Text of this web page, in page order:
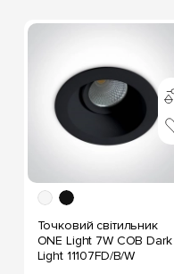
Точковий світильник
ONE Light 7W COB Dark
Light 11107FD/B/W